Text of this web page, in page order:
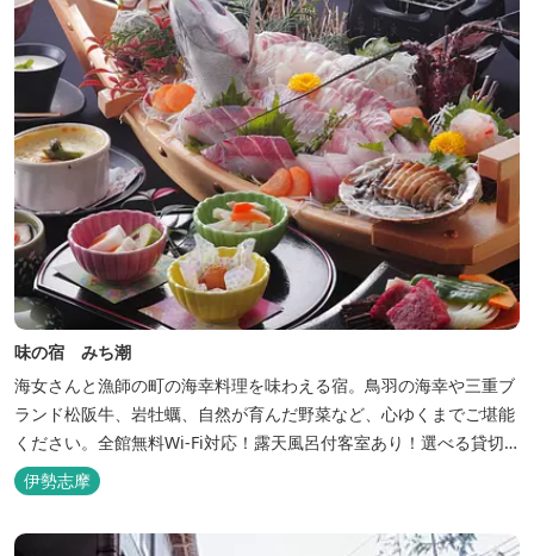
味の宿 みち潮
海女さんと漁師の町の海幸料理を味わえる宿。鳥羽の海幸や三重ブ
ランド松阪牛、岩牡蠣、自然が育んだ野菜など、心ゆくまでご堪能
ください。全館無料Wi-Fi対応！露天風呂付客室あり！選べる貸切
風呂も人気♪相差町内にはパワースポット石神さん（神明神社）あ
り！伊勢神宮・おかげ横丁まで最短40分！鳥羽十景にも選ばれた千
鳥ヶ浜は当館の目の前！宿を一歩出れば、満天の星空！周りに何も
伊勢志摩